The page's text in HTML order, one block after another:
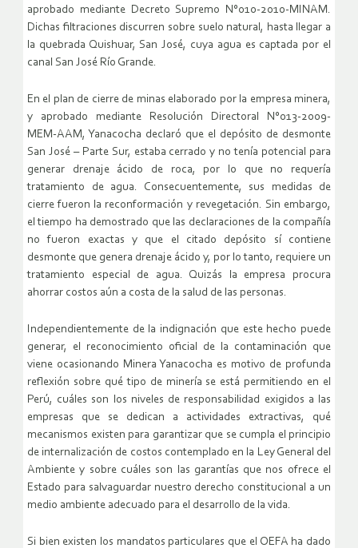
aprobado mediante Decreto Supremo N°010-2010-MINAM.
Dichas filtraciones discurren sobre suelo natural, hasta llegar a
la quebrada Quishuar, San José, cuya agua es captada por el
canal San José Río Grande.
En el plan de cierre de minas elaborado por la empresa minera,
y aprobado mediante Resolución Directoral N°013-2009-
MEM-AAM, Yanacocha declaró que el depósito de desmonte
San José – Parte Sur, estaba cerrado y no tenía potencial para
generar drenaje ácido de roca, por lo que no requería
tratamiento de agua. Consecuentemente, sus medidas de
cierre fueron la reconformación y revegetación. Sin embargo,
el tiempo ha demostrado que las declaraciones de la compañía
no fueron exactas y que el citado depósito sí contiene
desmonte que genera drenaje ácido y, por lo tanto, requiere un
tratamiento especial de agua. Quizás la empresa procura
ahorrar costos aún a costa de la salud de las personas.
Independientemente de la indignación que este hecho puede
generar, el reconocimiento oficial de la contaminación que
viene ocasionando Minera Yanacocha es motivo de profunda
reflexión sobre qué tipo de minería se está permitiendo en el
Perú, cuáles son los niveles de responsabilidad exigidos a las
empresas que se dedican a actividades extractivas, qué
mecanismos existen para garantizar que se cumpla el principio
de internalización de costos contemplado en la Ley General del
Ambiente y sobre cuáles son las garantías que nos ofrece el
Estado para salvaguardar nuestro derecho constitucional a un
medio ambiente adecuado para el desarrollo de la vida.
Si bien existen los mandatos particulares que el OEFA ha dado